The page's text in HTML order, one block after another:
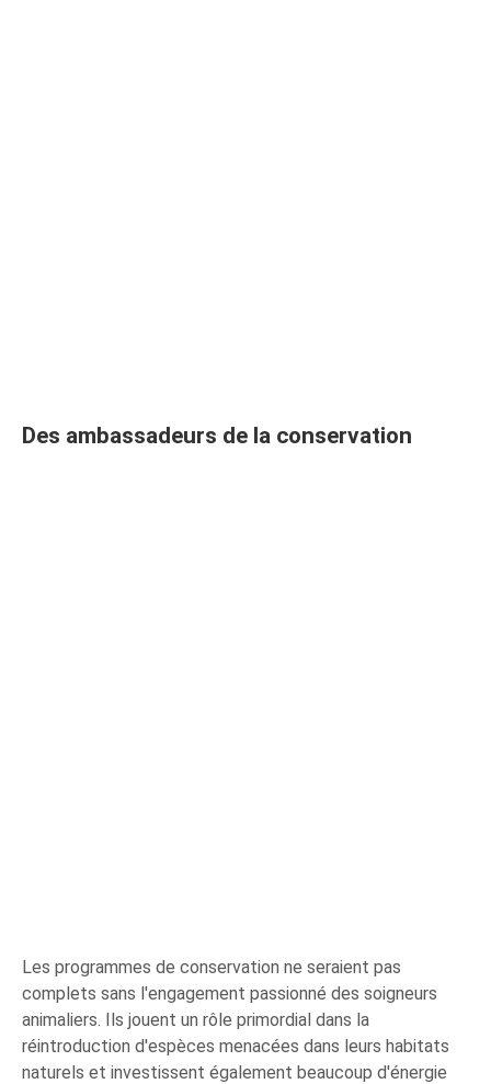
Des ambassadeurs de la conservation
Les programmes de conservation ne seraient pas
complets sans l'engagement passionné des soigneurs
animaliers. Ils jouent un rôle primordial dans la
réintroduction d'espèces menacées dans leurs habitats
naturels et investissent également beaucoup d'énergie